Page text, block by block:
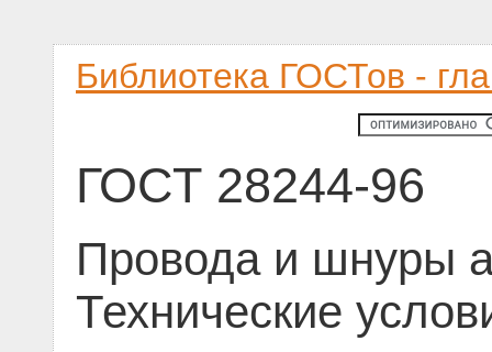
Библиотека ГОСТов -
ГОСТ 28244-96
Провода и шнуры
Технические